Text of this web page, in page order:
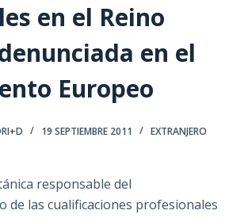
en el Reino
en el
Europeo
19 SEPTIEMBRE 2011 EXTRANJERO
responsable del
de las cualificaciones profesionales